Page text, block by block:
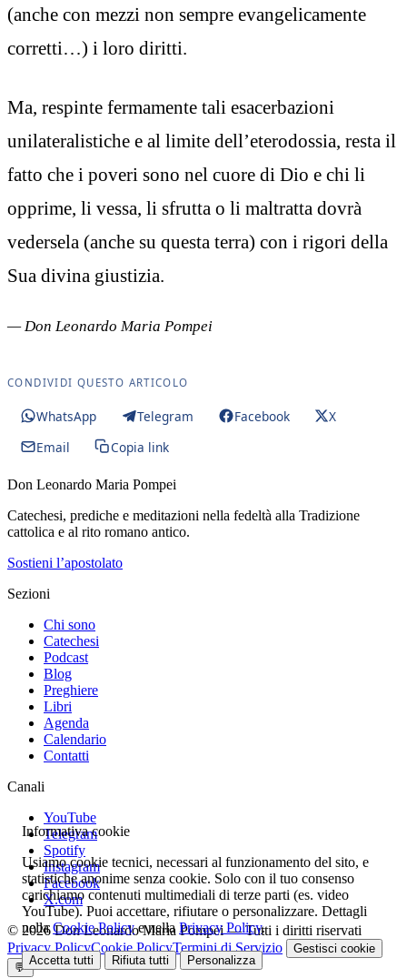
(anche con mezzi non sempre evangelicamente
corretti…) i loro diritti.
Ma, respinte fermamente tali esacerbazioni
unilateralistiche e al limite dell’eterodossia, resta il
fatto che i poveri sono nel cuore di Dio e chi li
opprime, li vessa, li sfrutta o li maltratta dovrà
vedersela (anche su questa terra) con i rigori della
Sua divina giustizia.
— Don Leonardo Maria Pompei
CONDIVIDI QUESTO ARTICOLO
WhatsApp Telegram Facebook
X
Email
Copia link
Don Leonardo Maria Pompei
Catechesi, prediche e meditazioni nella fedeltà alla Tradizione
cattolica e al rito romano antico.
Sostieni l’apostolato
Sezioni
Chi sono
Catechesi
Podcast
Blog
Preghiere
Libri
Agenda
Calendario
Contatti
Canali
YouTube
Telegram
Spotify
Instagram
Facebook
X.com
© 2026 Don Leonardo Maria Pompei — Tutti i diritti riservati
Privacy PolicyCookie PolicyTermini di Servizio Gestisci cookie
Informativa cookie
Usiamo cookie tecnici, necessari al funzionamento del sito, e
statistiche anonime senza cookie. Solo con il tuo consenso
carichiamo contenuti multimediali di terze parti (es. video
YouTube). Puoi accettare, rifiutare o personalizzare. Dettagli
nellaCookie Policye nella Privacy Policy.
Accetta tutti Rifiuta tutti Personalizza
💬